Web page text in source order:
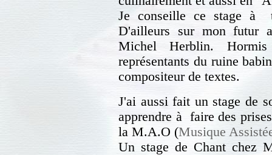
Je conseille ce stage à
D'ailleurs sur mon futur
Michel Herblin.
représentants du ruine
compositeur de textes.
J'ai aussi fait un stage de
apprendre à faire des
la M.A.O (Musique
Un stage de Chant chez